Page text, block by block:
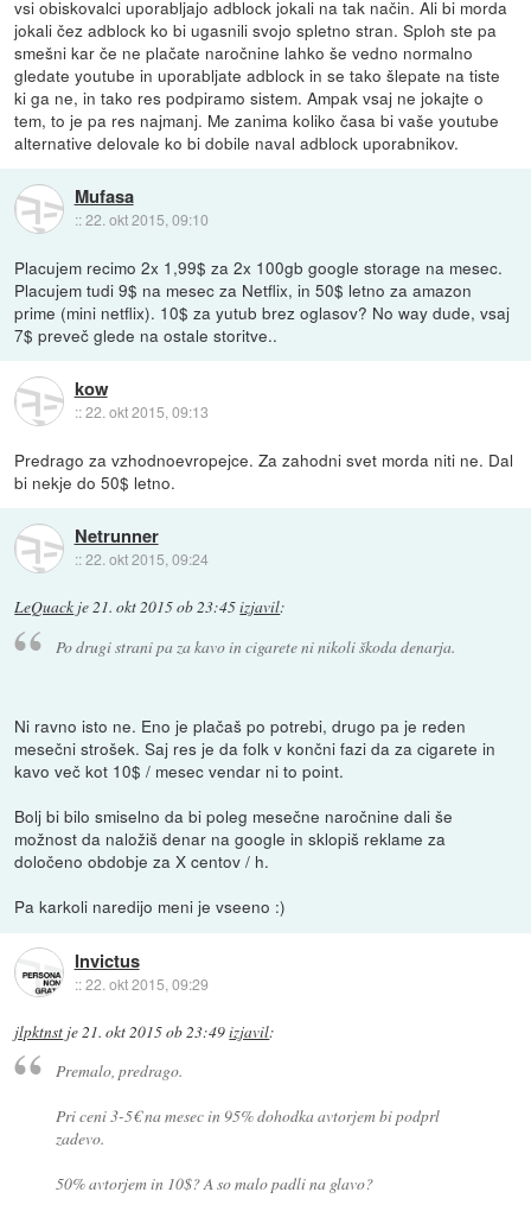
vsi obiskovalci uporabljajo adblock jokali na tak način. Ali bi morda
jokali čez adblock ko bi ugasnili svojo spletno stran. Sploh ste pa
smešni kar če ne plačate naročnine lahko še vedno normalno
gledate youtube in uporabljate adblock in se tako šlepate na tiste
ki ga ne, in tako res podpiramo sistem. Ampak vsaj ne jokajte o
tem, to je pa res najmanj. Me zanima koliko časa bi vaše youtube
alternative delovale ko bi dobile naval adblock uporabnikov.
Mufasa
::22. okt 2015, 09:10
Placujem recimo 2x 1,99$ za 2x 100gb google storage na mesec.
Placujem tudi 9$ na mesec za Netflix, in 50$ letno za amazon
prime (mini netflix). 10$ za yutub brez oglasov? No way dude, vsaj
7$ preveč glede na ostale storitve..
kow
::22. okt 2015, 09:13
Predrago za vzhodnoevropejce. Za zahodni svet morda niti ne. Dal
bi nekje do 50$ letno.
Netrunner
::22. okt 2015, 09:24
LeQuack je21. okt 2015 ob 23:45izjavil:
Po drugi strani pa za kavo in cigarete ni nikoli škoda denarja.
Ni ravno isto ne. Eno je plačaš po potrebi, drugo pa je reden
mesečni strošek. Saj res je da folk v končni fazi da za cigarete in
kavo več kot 10$ / mesec vendar ni to point.
Bolj bi bilo smiselno da bi poleg mesečne naročnine dali še
možnost da naložiš denar na google in sklopiš reklame za
določeno obdobje za X centov / h.
Pa karkoli naredijo meni je vseeno :)
Invictus
::22. okt 2015, 09:29
jlpktnst je 21. okt 2015 ob 23:49izjavil:
Premalo, predrago.
Pri ceni 3-5€ na mesec in 95% dohodka avtorjem bi podprl
zadevo.
50% avtorjem in 10$? A so malo padli na glavo?